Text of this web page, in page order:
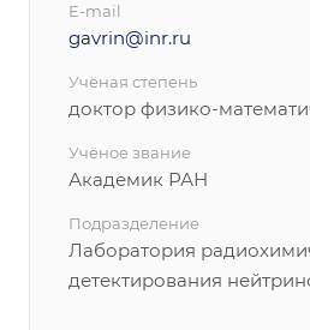
E-mail
gavrin@inr.ru
Учёная степень
доктор физико-
Учёное звание
Академик РАН
Подразделение
Лаборатория
детектирования